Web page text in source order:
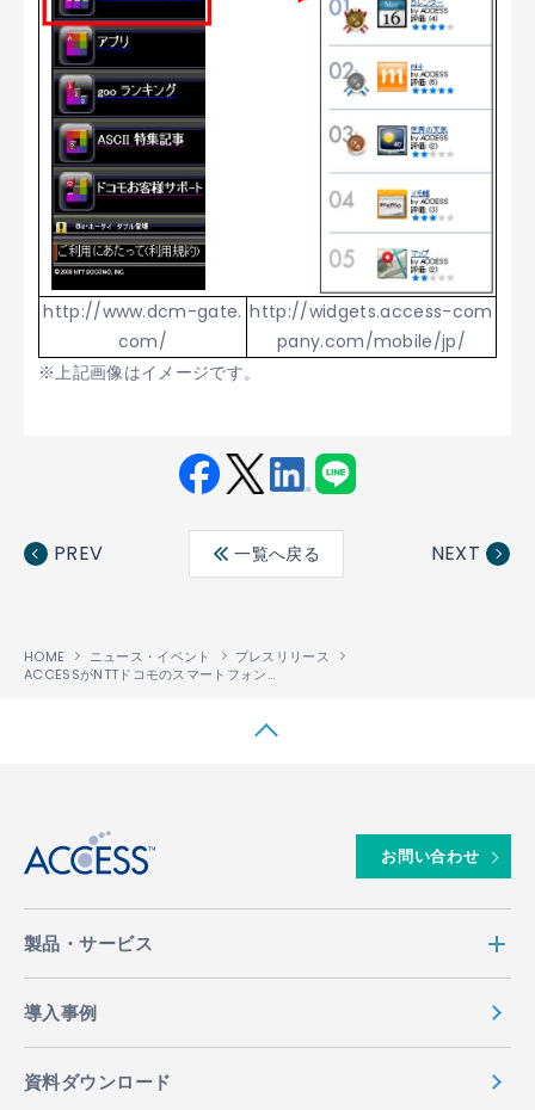
http://www.dcm-gate.
com/
http://widgets.access-com
pany.com/mobile/jp/
※上記画像はイメージです。
ebo ter
edin
PREV 一覧へ戻る NEXT
HOME ニュース・イベント
プレスリリース
ACCESSがNTTドコモのスマートフォンユーザ向けにウィジェットサービスを提供開始
お問い合わせ
製品・サービス
導入事例
資料ダウンロード